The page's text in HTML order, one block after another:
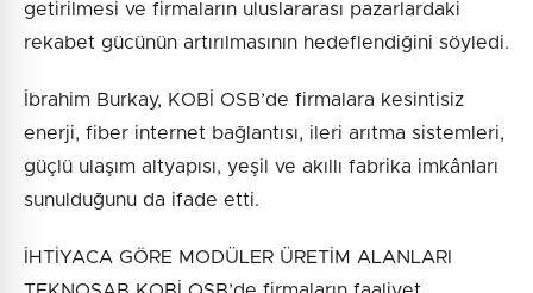
getirilmesi ve firmaların uluslararası pazarlardaki
rekabet gücünün artırılmasının hedeflendiğini söyledi.
İbrahim Burkay, KOBİ OSB’de firmalara kesintisiz
enerji, fiber internet bağlantısı, ileri arıtma sistemleri,
güçlü ulaşım altyapısı, yeşil ve akıllı fabrika imkânları
sunulduğunu da ifade etti.
İHTİYACA GÖRE MODÜLER ÜRETİM ALANLARI